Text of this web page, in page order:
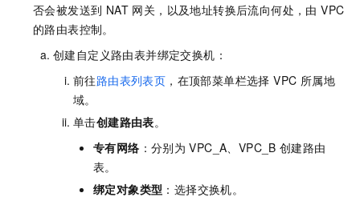
否会被发送到 NAT 网关，以及地址转换后流向何处，由 VPC
的路由表控制。
创建自定义路由表并绑定交换机：
前往路由表列表页 ，在顶部菜单栏选择 VPC 所属地
域。
单击创建路由表。
专有网络 ：分别为 VPC_A、VPC_B 创建路由
表。
绑定对象类型 ：选择交换机。